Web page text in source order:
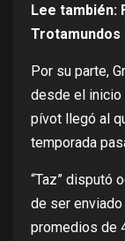
Lee también:
Trotamundos
Por su parte,
desde el inicio
pívot llegó al
temporada
“Taz” disputó
de ser
promedios de